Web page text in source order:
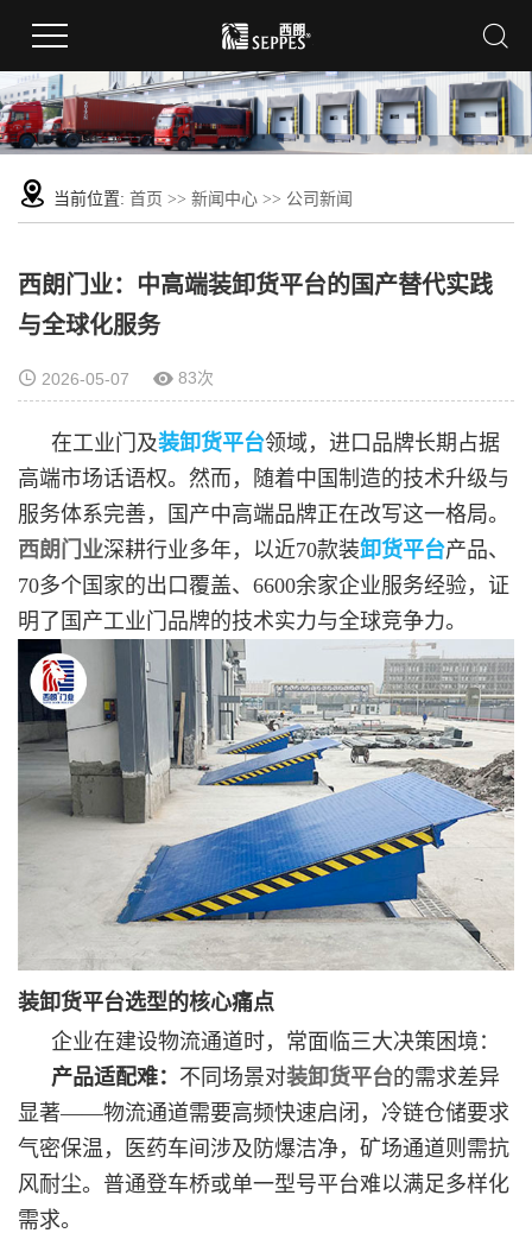
当前位置: 首页 >> 新闻中心 >> 公司新闻
西朗门业：中高端装卸货平台的国产替代实践
与全球化服务
2026-05-07 83次
在工业门及装卸货平台领域，进口品牌长期占据
高端市场话语权。然而，随着中国制造的技术升级与
服务体系完善，国产中高端品牌正在改写这一格局。
西朗门业深耕行业多年，以近70款装卸货平台产品、
70多个国家的出口覆盖、6600余家企业服务经验，证
明了国产工业门品牌的技术实力与全球竞争力。
装卸货平台选型的核心痛点
企业在建设物流通道时，常面临三大决策困境：
产品适配难： 不同场景对装卸货平台的需求差异
显著——物流通道需要高频快速启闭，冷链仓储要求
气密保温，医药车间涉及防爆洁净，矿场通道则需抗
风耐尘。普通登车桥或单一型号平台难以满足多样化
需求。